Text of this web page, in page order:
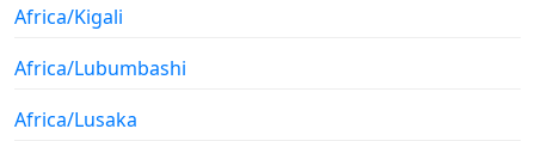
Africa/Kigali
Africa/Lubumbashi
Africa/Lusaka